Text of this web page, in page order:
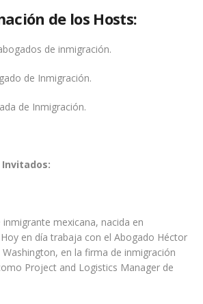
de los Hosts:
de inmigración.
de Inmigración.
de Inmigración.
inmigrante mexicana, nacida en
en día trabaja con el Abogado Héctor
en la firma de inmigración
Project and Logistics Manager de